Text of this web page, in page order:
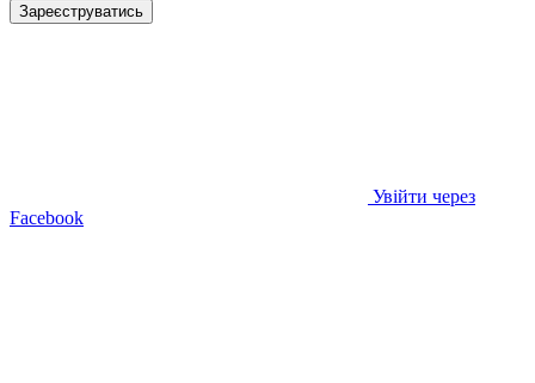
Зареєструватись
Увійти через
Facebook